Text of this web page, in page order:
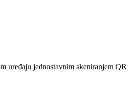
uređaju jednostavnim skeniranjem QR